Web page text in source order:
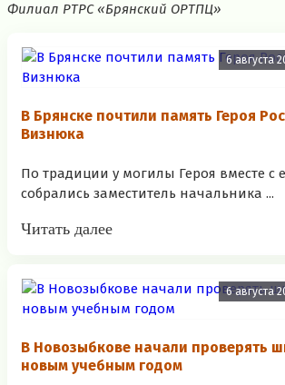
Филиал РТРС «Брянский ОРТПЦ»
6 августа
В Брянске почтили память Героя
Визнюка
По традиции у могилы Героя вместе с
собрались заместитель начальника ...
Читать далее
6 августа
В Новозыбкове начали проверять
новым учебным годом